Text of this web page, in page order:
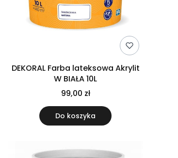
DEKORAL Farba lateksowa Akrylit
W BIAŁA 10L
99,00 zł
Do koszyka